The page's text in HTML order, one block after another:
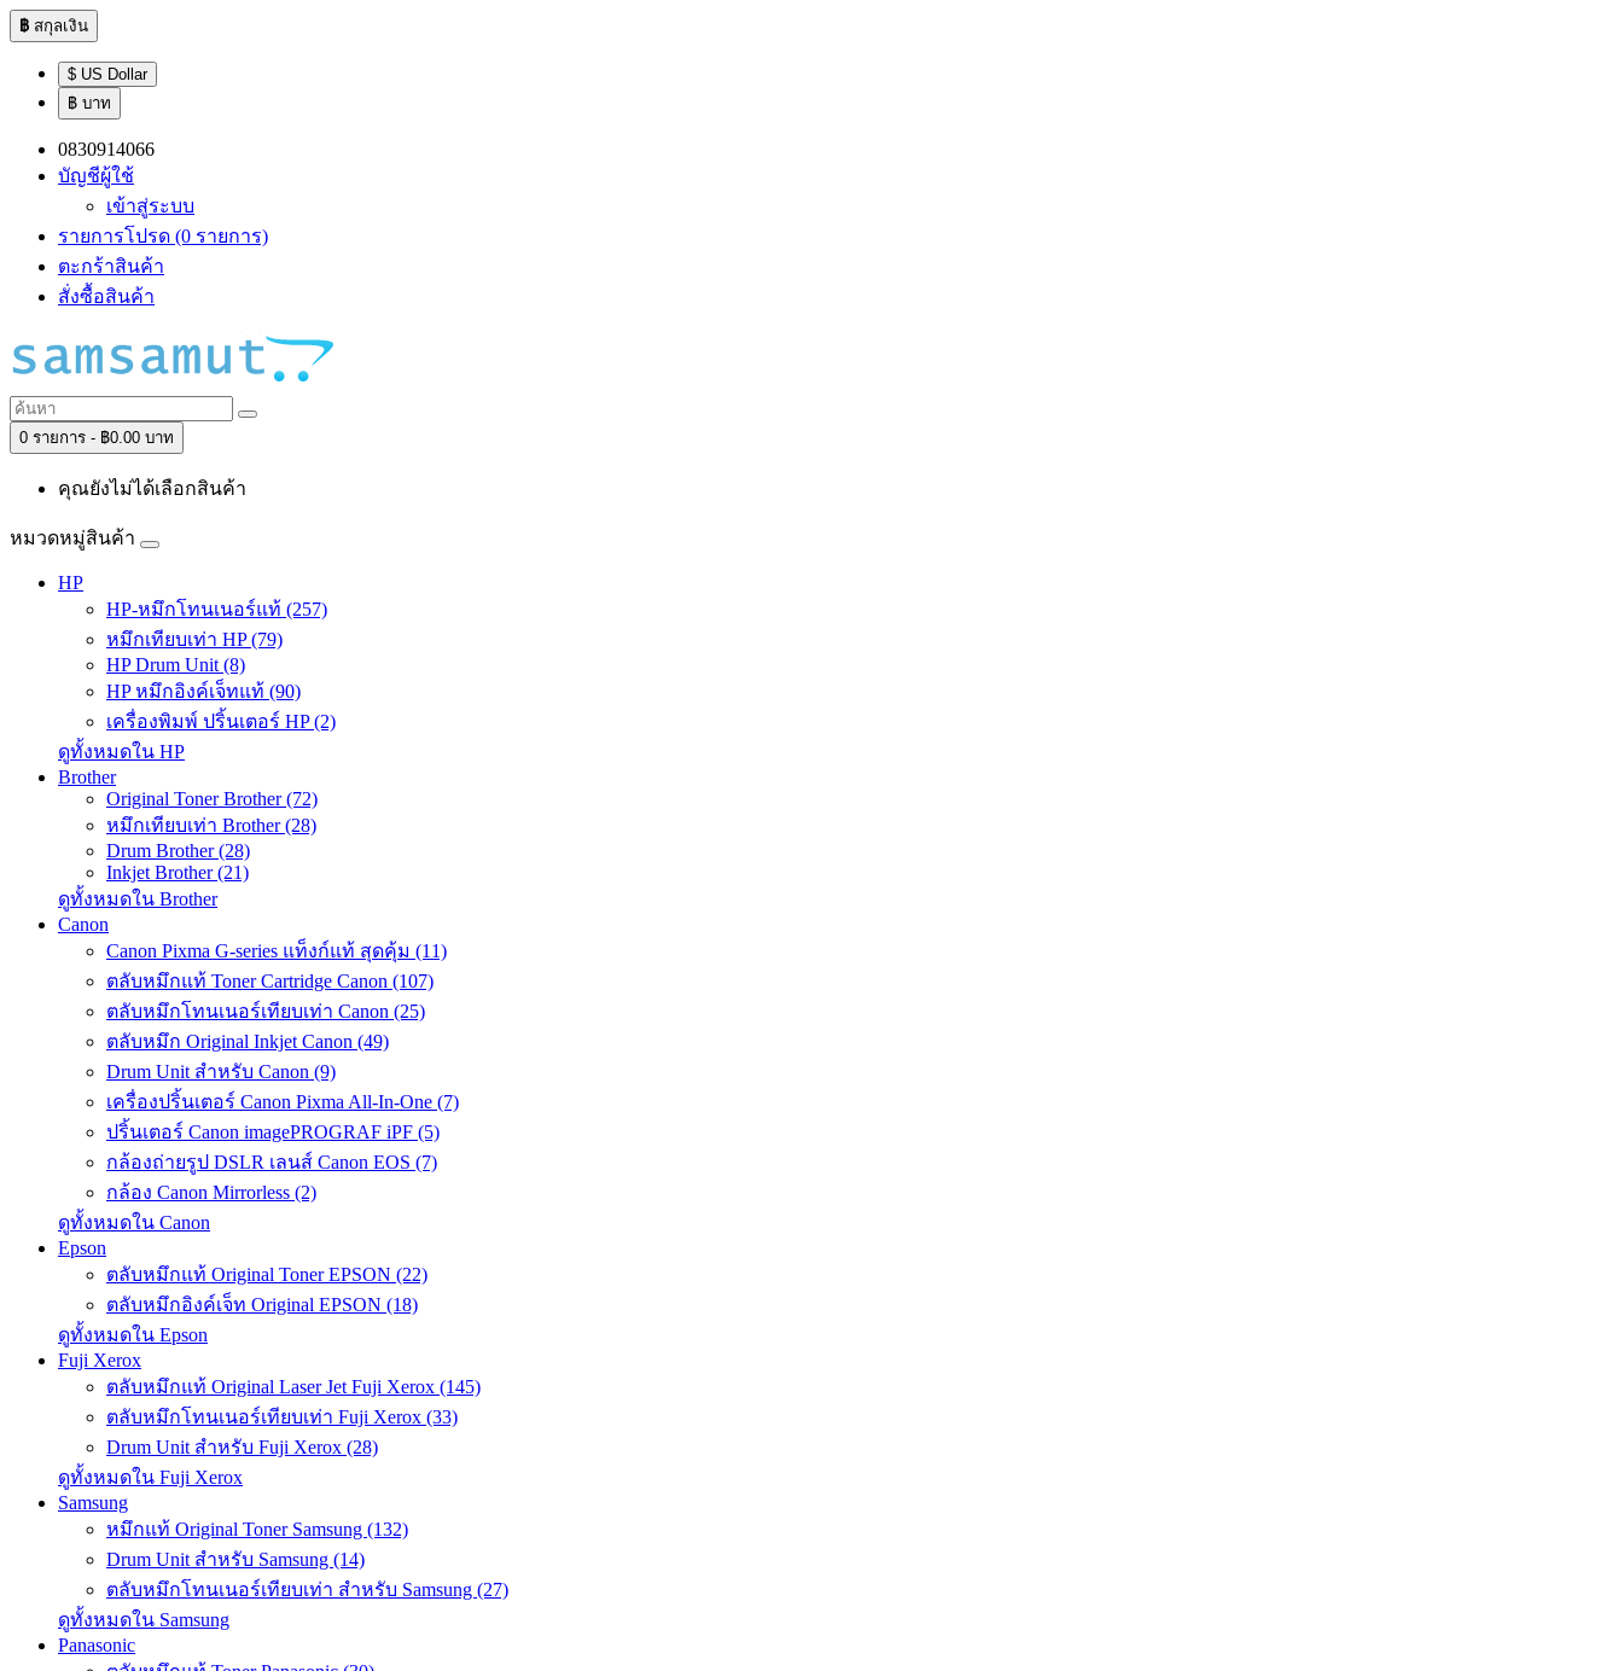
฿ สกุลเงิน
$ US Dollar
฿ บาท
0830914066
บัญชีผู้ใช้
เข้าสู่ระบบ
รายการโปรด (0 รายการ)
ตะกร้าสินค้า
สั่งซื้อสินค้า
0 รายการ - ฿0.00 บาท
คุณยังไม่ได้เลือกสินค้า
หมวดหมู่สินค้า
HP
HP-หมึกโทนเนอร์แท้ (257)
หมึกเทียบเท่า HP (79)
HP Drum Unit (8)
HP หมึกอิงค์เจ็ทแท้ (90)
เครื่องพิมพ์ ปริ้นเตอร์ HP (2)
ดูทั้งหมดใน HP
Brother
Original Toner Brother (72)
หมึกเทียบเท่า Brother (28)
Drum Brother (28)
Inkjet Brother (21)
ดูทั้งหมดใน Brother
Canon
Canon Pixma G-series แท็งก์แท้ สุดคุ้ม (11)
ตลับหมึกแท้ Toner Cartridge Canon (107)
ตลับหมึกโทนเนอร์เทียบเท่า Canon (25)
ตลับหมึก Original Inkjet Canon (49)
Drum Unit สำหรับ Canon (9)
เครื่องปริ้นเตอร์ Canon Pixma All-In-One (7)
ปริ้นเตอร์ Canon imagePROGRAF iPF (5)
กล้องถ่ายรูป DSLR เลนส์ Canon EOS (7)
กล้อง Canon Mirrorless (2)
ดูทั้งหมดใน Canon
Epson
ตลับหมึกแท้ Original Toner EPSON (22)
ตลับหมึกอิงค์เจ็ท Original EPSON (18)
ดูทั้งหมดใน Epson
Fuji Xerox
ตลับหมึกแท้ Original Laser Jet Fuji Xerox (145)
ตลับหมึกโทนเนอร์เทียบเท่า Fuji Xerox (33)
Drum Unit สำหรับ Fuji Xerox (28)
ดูทั้งหมดใน Fuji Xerox
Samsung
หมึกแท้ Original Toner Samsung (132)
Drum Unit สำหรับ Samsung (14)
ตลับหมึกโทนเนอร์เทียบเท่า สำหรับ Samsung (27)
ดูทั้งหมดใน Samsung
Panasonic